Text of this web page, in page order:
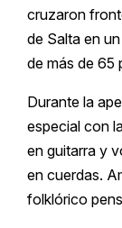
cruzaron
de Salta en
de más de 65
Durante la
especial con
en guitarra y
en cuerdas.
folklórico